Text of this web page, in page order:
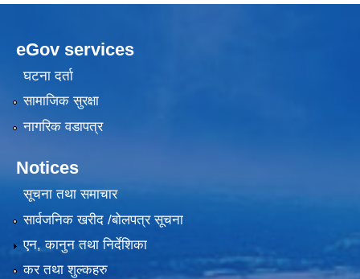
eGov services
घटना दर्ता
सामाजिक सुरक्षा
नागरिक वडापत्र
Notices
सूचना तथा समाचार
सार्वजनिक खरीद /बोलपत्र सूचना
एन, कानुन तथा निर्देशिका
कर तथा शुल्कहरु